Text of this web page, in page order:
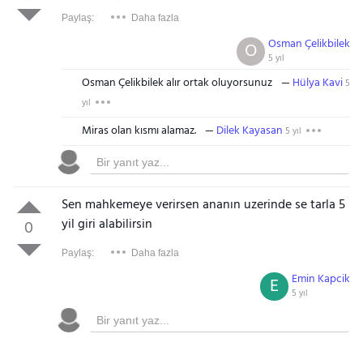
Paylaş: Daha fazla
Osman Çelikbilek
5 yıl
O
Osman Çelikbilek alır ortak oluyorsunuz Hülya Kavi5
yıl
Miras olan kısmı alamaz. Dilek Kayasan 5 yıl
0
Sen mahkemeye verirsen ananın uzerinde se tarla 5
yil giri alabilirsin
Paylaş: Daha fazla
Emin Kapcik
5 yıl
E